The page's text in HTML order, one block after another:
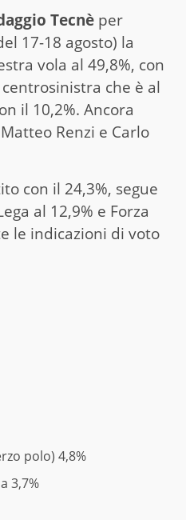
Tecnè per
17-18 agosto) la
vola al 49,8%, con
che è al
il 10,2%. Ancora
Renzi e Carlo
con il 24,3%, segue
al 12,9% e Forza
le indicazioni di voto
polo) 4,8%
3,7%